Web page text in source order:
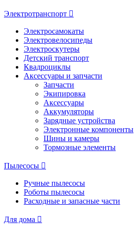
Электротранспорт
Электросамокаты
Электровелосипеды
Электроскутеры
Детский транспорт
Квадроциклы
Аксессуары и запчасти
Запчасти
Экипировка
Аксессуары
Аккумуляторы
Зарядные устройства
Электронные компоненты
Шины и камеры
Тормозные элементы
Пылесосы
Ручные пылесосы
Роботы пылесосы
Расходные и запасные части
Для дома